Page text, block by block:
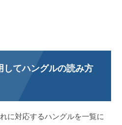
してハングルの読み方
に対応するハングルを一覧に